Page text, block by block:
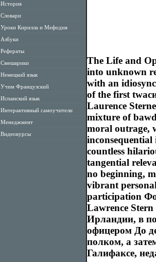
История
Словари
Уроки Кирилла и Мефодия
Азбуки
Рефераты
Смешарики
Немецкий язык
Учим Французский
Испанский язык
Интерактивный самоучители
Менеджмент
Видеокурсы
The Life and
into unknown
with an
of the first
Laurence
mixture of
moral outrage,
inconsequential
countless
tangential
no beginning,
vibrant
participation
Lawrence
Ирландии, в
офицером До
полком, а
Галифаксе,